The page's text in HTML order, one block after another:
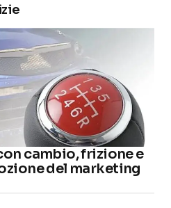
cambio, frizione e
del marketing